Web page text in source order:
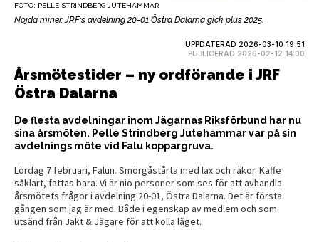
FOTO: PELLE STRINDBERG JUTEHAMMAR
Nöjda miner. JRF:s avdelning 20-01 Östra Dalarna gick plus 2025.
UPPDATERAD 2026-03-10 19:51
PUBLICERAD 2026-02-12 14:00
Årsmötestider – ny ordförande i JRF
Östra Dalarna
De flesta avdelningar inom Jägarnas Riksförbund har nu
sina årsmöten. Pelle Strindberg Jutehammar var på sin
avdelnings möte vid Falu koppargruva.
Lördag 7 februari, Falun. Smörgåstårta med lax och räkor. Kaffe
såklart, fattas bara. Vi är nio personer som ses för att avhandla
årsmötets frågor i avdelning 20-01, Östra Dalarna. Det är första
gången som jag är med. Både i egenskap av medlem och som
utsänd från Jakt & Jägare för att kolla läget.